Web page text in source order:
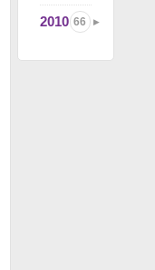
2010 66